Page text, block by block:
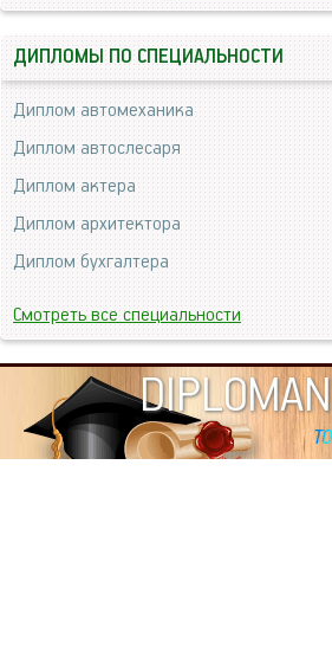
ДИПЛОМЫ ПО СПЕЦИАЛЬНОСТИ
Диплом автомеханика
Диплом автослесаря
Диплом актера
Диплом архитектора
Диплом бухгалтера
Смотреть все специальности
DIPLOMAN